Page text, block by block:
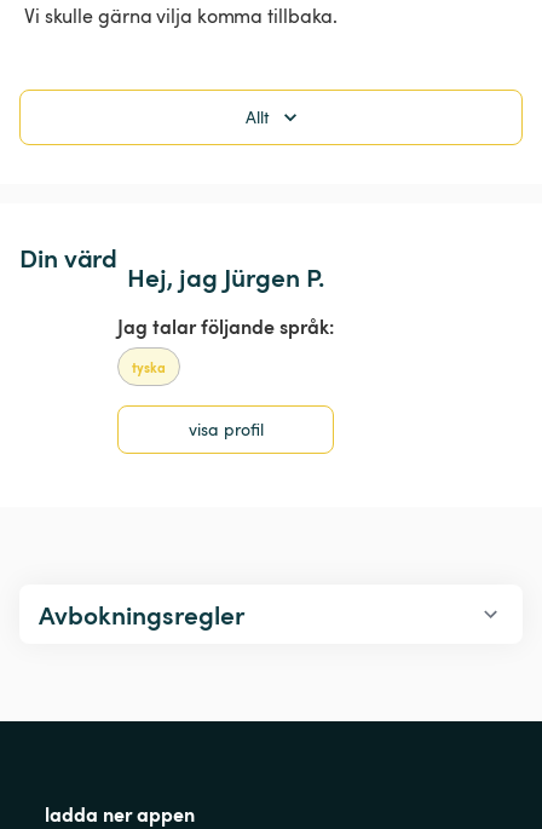
Vi skulle gärna vilja komma tillbaka.
Allt
Din värd
Hej, jag Jürgen P.
Jag talar följande språk:
tyska
visa profil
Avbokningsregler
ladda ner appen